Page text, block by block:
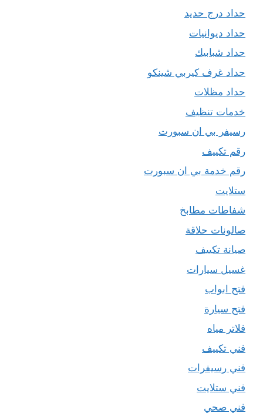
حداد درج حديد
حداد ديوانيات
حداد شبابيك
حداد غرف كيربي شينكو
حداد مظلات
خدمات تنظيف
رسيفر بي ان سبورت
رقم تكييف
رقم خدمة بي ان سبورت
ستلايت
شفاطات مطابخ
صالونات حلاقة
صيانة تكييف
غسيل سيارات
فتح ابواب
فتح سيارة
فلاتر مياه
فني تكييف
فني رسيفرات
فني ستلايت
فني صحي